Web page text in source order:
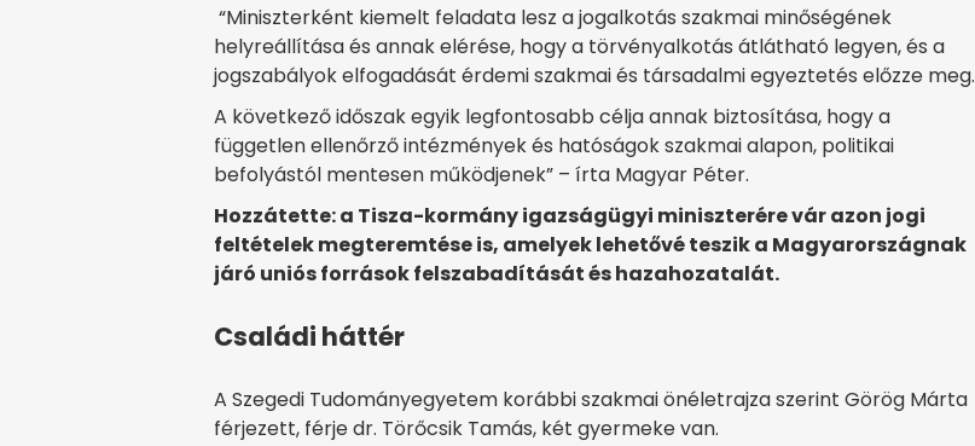
“Miniszterként kiemelt feladata lesz a jogalkotás szakmai minőségének
helyreállítása és annak elérése, hogy a törvényalkotás átlátható legyen, és a
jogszabályok elfogadását érdemi szakmai és társadalmi egyeztetés előzze meg.
A következő időszak egyik legfontosabb célja annak biztosítása, hogy a
független ellenőrző intézmények és hatóságok szakmai alapon, politikai
befolyástól mentesen működjenek” – írta Magyar Péter.
Hozzátette: a Tisza-kormány igazságügyi miniszterére vár azon jogi
feltételek megteremtése is, amelyek lehetővé teszik a Magyarországnak
járó uniós források felszabadítását és hazahozatalát.
Családi háttér
A Szegedi Tudományegyetem korábbi szakmai önéletrajza szerint Görög Márta
férjezett, férje dr. Törőcsik Tamás, két gyermeke van.